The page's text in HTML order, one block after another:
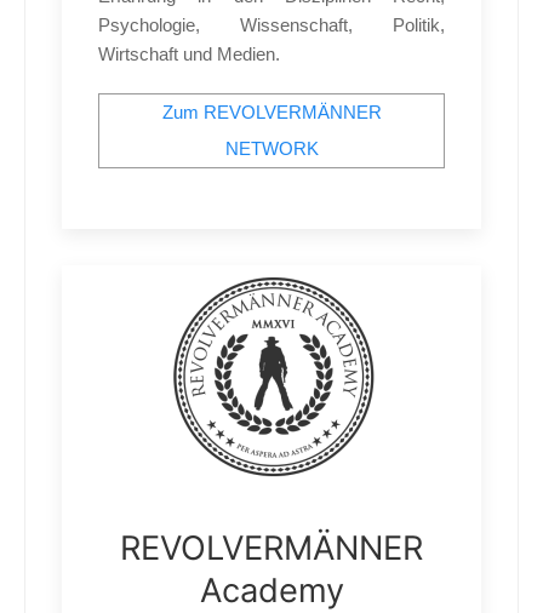
Psychologie, Wissenschaft, Politik,
Wirtschaft und Medien.
Zum REVOLVERMÄNNER
NETWORK
REVOLVERMÄNNER
Academy